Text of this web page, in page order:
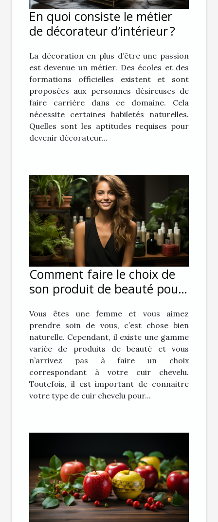
En quoi consiste le métier
de décorateur d’intérieur ?
La décoration en plus d’être une passion
est devenue un métier. Des écoles et des
formations officielles existent et sont
proposées aux personnes désireuses de
faire carrière dans ce domaine. Cela
nécessite certaines habiletés naturelles.
Quelles sont les aptitudes requises pour
devenir décorateur...
Comment faire le choix de
son produit de beauté pour
Vous êtes une femme et vous aimez
prendre soin de vous, c’est chose bien
naturelle. Cependant, il existe une gamme
variée de produits de beauté et vous
n’arrivez pas à faire un choix
correspondant à votre cuir chevelu.
Toutefois, il est important de connaitre
votre type de cuir chevelu pour...